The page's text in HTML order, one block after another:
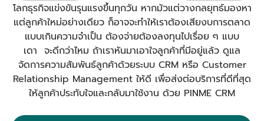
โลกธุรกิจแข่งขันรุนแรงขึ้นทุกวัน หากมัวแต่วางกลยุทธ์มองหา
แต่ลูกค้าใหม่อย่างเดียว ก็อาจจะทำให้เราต้องเสียงบการตลาด
แบบเกินความจำเป็น ต้องจ่ายต้องลงทุนไปเรื่อย ๆ แบบ
เดา จะดีกว่าไหม ถ้าเราหันมาเอาใจลูกค้าที่มีอยู่แล้ว ดูแล
จัดการความสัมพันธ์ลูกค้าด้วยระบบ CRM หรือ Customer
Relationship Management ให้ดี เพื่อส่งต่อบริการที่ดีที่สุด
ให้ลูกค้าประทับใจและกลับมาใช้งาน ด้วย PINME CRM